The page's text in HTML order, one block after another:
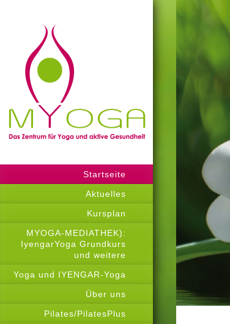
Startseite
Aktuelles
Kursplan
MYOGA-MEDIATHEK):
IyengarYoga Grundkurs
und weitere
Yoga und IYENGAR-Yoga
Über uns
Pilates/PilatesPlus